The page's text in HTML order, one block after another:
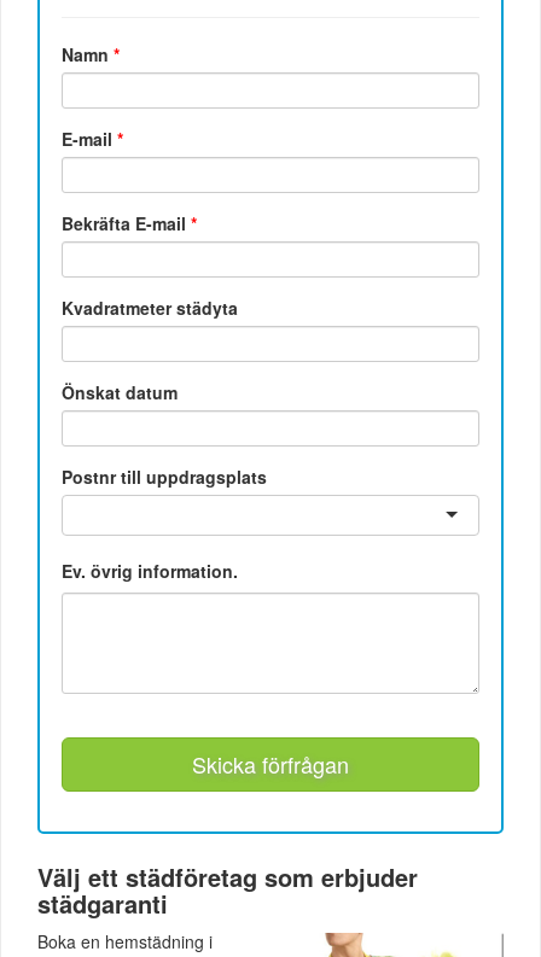
Namn*
E-mail*
Bekräfta E-mail*
Kvadratmeter städyta
Önskat datum
Postnr till uppdragsplats
Ev. övrig information.
Skicka förfrågan
Välj ett städföretag som erbjuder
städgaranti
Boka en hemstädning i